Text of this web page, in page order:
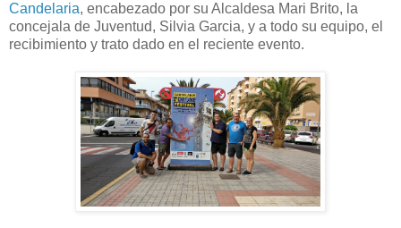
Candelaria, encabezado por su Alcaldesa Mari Brito, la
concejala de Juventud, Silvia Garcia, y a todo su equipo, el
recibimiento y trato dado en el reciente evento.